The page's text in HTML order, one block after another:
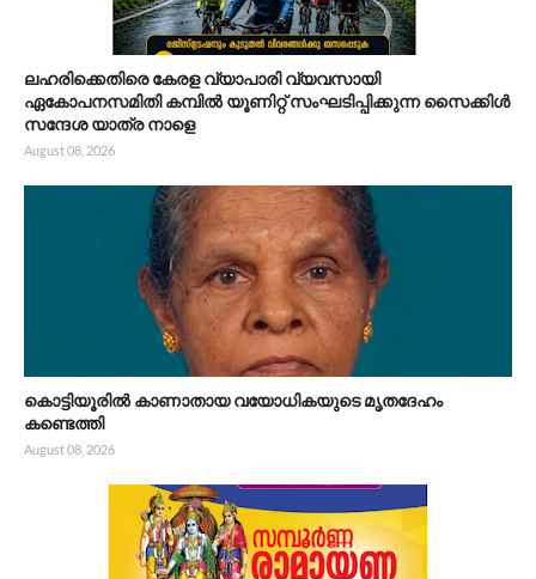
ലഹരിക്കെതിരെ കേരള വ്യാപാരി വ്യവസായി
ഏകോപനസമിതി കമ്പിൽ യൂണിറ്റ് സംഘടിപ്പിക്കുന്ന സൈക്കിൾ
സന്ദേശ യാത്ര നാളെ
August 08, 2026
കൊട്ടിയൂരിൽ കാണാതായ വയോധികയുടെ മൃതദേഹം
കണ്ടെത്തി
August 08, 2026